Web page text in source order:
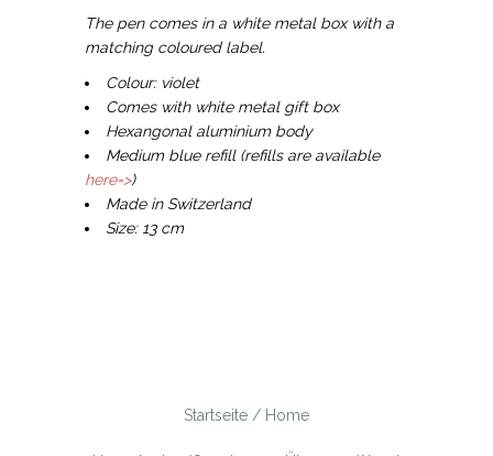
The pen comes in a white metal box with a
matching coloured label.
Colour: violet
Comes with white metal gift box
Hexangonal aluminium body
Medium blue refill (refills are available
here=>)
Made in Switzerland
Size: 13 cm
Startseite / Home